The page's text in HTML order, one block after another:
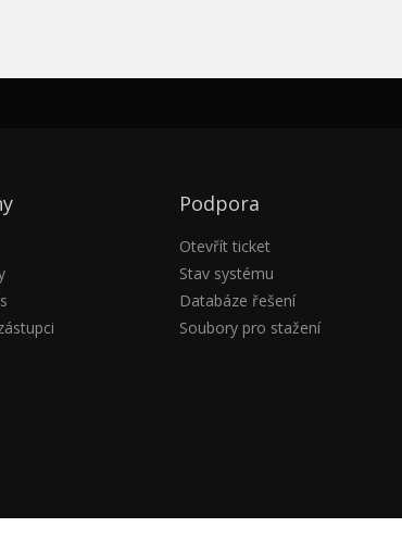
Podpora
Otevřít ticket
Stav systému
Databáze řešení
Soubory pro stažení